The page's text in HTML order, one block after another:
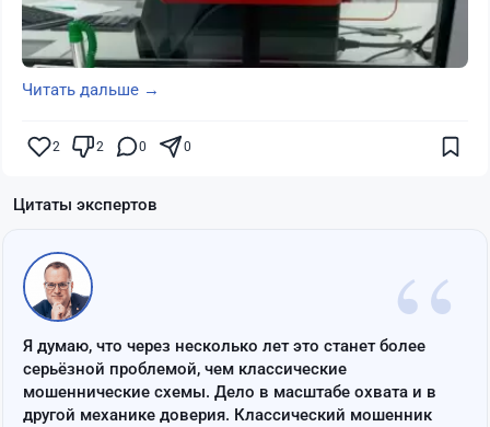
Читать дальше →
2 2 0 0
Цитаты экспертов
“
Я думаю, что через несколько лет это станет более
серьёзной проблемой, чем классические
мошеннические схемы. Дело в масштабе охвата и в
другой механике доверия. Классический мошенник